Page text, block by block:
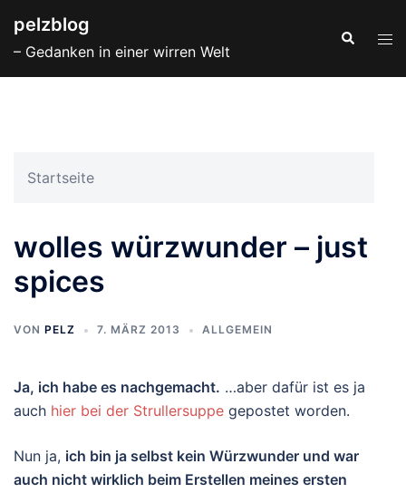
Inhalt
springen
pelzblog
– Gedanken in einer wirren Welt
Suche
Startseite
wolles würzwunder – just
spices
VON PELZ 7. MÄRZ 2013 ALLGEMEIN
Ja, ich habe es nachgemacht. …aber dafür ist es ja
auch hier bei der Strullersuppe gepostet worden.
Nun ja, ich bin ja selbst kein Würzwunder und war
auch nicht wirklich beim Erstellen meines ersten